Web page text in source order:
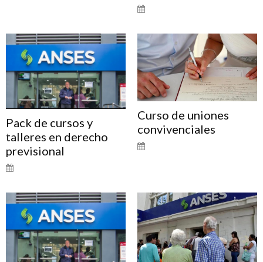
Pack de cursos y
talleres en derecho
previsional
Curso de uniones
convivenciales